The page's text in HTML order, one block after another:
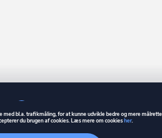
med bl.a. trafikmåling, for at kunne udvikle bedre og mere
du brugen af cookies. Læs mere om cookiesher.